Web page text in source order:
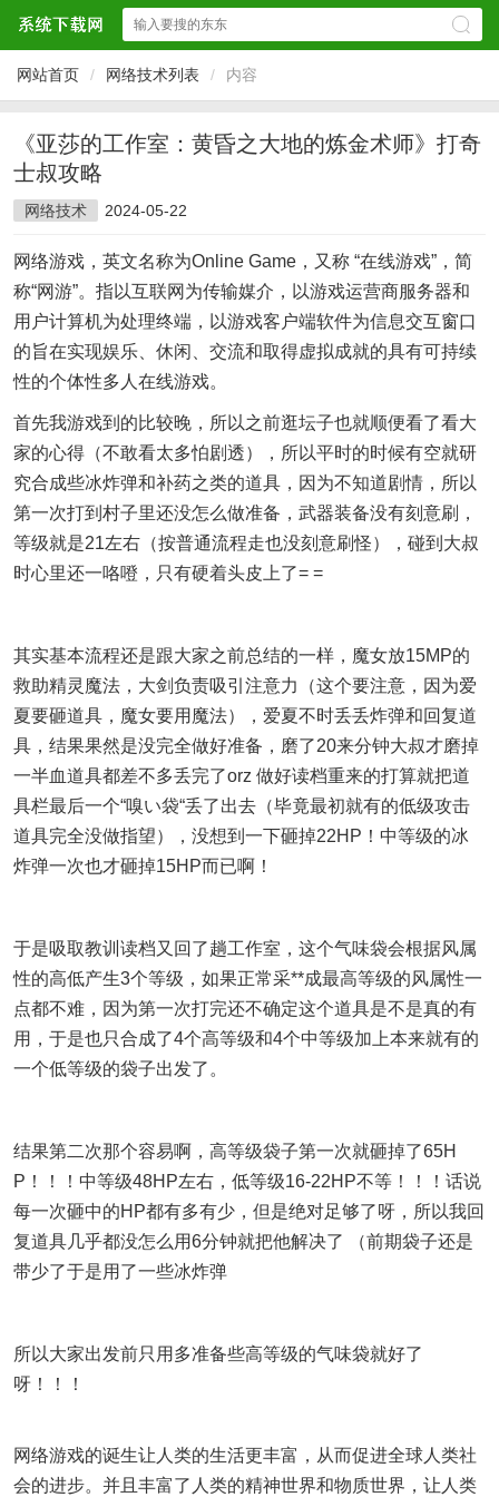
网站首页 / 网络技术列表 / 内容
《亚莎的工作室：黄昏之大地的炼金术师》打奇
士叔攻略
网络技术 2024-05-22
网络游戏，英文名称为Online Game，又称 “在线游戏”，简
称“网游”。指以互联网为传输媒介，以游戏运营商服务器和
用户计算机为处理终端，以游戏客户端软件为信息交互窗口
的旨在实现娱乐、休闲、交流和取得虚拟成就的具有可持续
性的个体性多人在线游戏。
首先我游戏到的比较晚，所以之前逛坛子也就顺便看了看大
家的心得（不敢看太多怕剧透），所以平时的时候有空就研
究合成些冰炸弹和补药之类的道具，因为不知道剧情，所以
第一次打到村子里还没怎么做准备，武器装备没有刻意刷，
等级就是21左右（按普通流程走也没刻意刷怪），碰到大叔
时心里还一咯噔，只有硬着头皮上了= =
其实基本流程还是跟大家之前总结的一样，魔女放15MP的
救助精灵魔法，大剑负责吸引注意力（这个要注意，因为爱
夏要砸道具，魔女要用魔法），爱夏不时丢丢炸弹和回复道
具，结果果然是没完全做好准备，磨了20来分钟大叔才磨掉
一半血道具都差不多丢完了orz 做好读档重来的打算就把道
具栏最后一个“嗅い袋“丢了出去（毕竟最初就有的低级攻击
道具完全没做指望），没想到一下砸掉22HP！中等级的冰
炸弹一次也才砸掉15HP而已啊！
于是吸取教训读档又回了趟工作室，这个气味袋会根据风属
性的高低产生3个等级，如果正常采**成最高等级的风属性一
点都不难，因为第一次打完还不确定这个道具是不是真的有
用，于是也只合成了4个高等级和4个中等级加上本来就有的
一个低等级的袋子出发了。
结果第二次那个容易啊，高等级袋子第一次就砸掉了65H
P！！！中等级48HP左右，低等级16-22HP不等！！！话说
每一次砸中的HP都有多有少，但是绝对足够了呀，所以我回
复道具几乎都没怎么用6分钟就把他解决了 （前期袋子还是
带少了于是用了一些冰炸弹
所以大家出发前只用多准备些高等级的气味袋就好了
呀！！！
网络游戏的诞生让人类的生活更丰富，从而促进全球人类社
会的进步。并且丰富了人类的精神世界和物质世界，让人类